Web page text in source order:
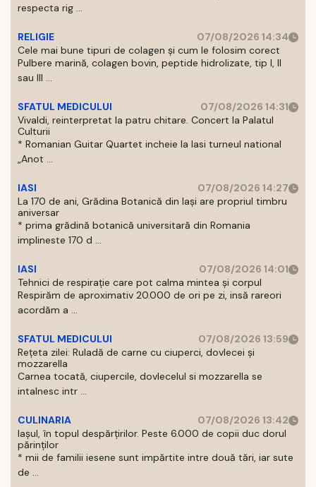
respecta rig ...
RELIGIE
07/08/2026 14:34
Cele mai bune tipuri de colagen și cum le folosim corect
Pulbere marină, colagen bovin, peptide hidrolizate, tip I, II
sau III ...
SFATUL MEDICULUI
07/08/2026 14:31
Vivaldi, reinterpretat la patru chitare. Concert la Palatul
Culturii
* Romanian Guitar Quartet incheie la Iasi turneul national
„Anot ...
IASI
07/08/2026 14:27
La 170 de ani, Grădina Botanică din Iași are propriul timbru
aniversar
* prima grădină botanică universitară din Romania
implineste 170 d ...
IASI
07/08/2026 14:01
Tehnici de respirație care pot calma mintea și corpul
Respirăm de aproximativ 20.000 de ori pe zi, insă rareori
acordăm a ...
SFATUL MEDICULUI
07/08/2026 13:59
Rețeta zilei: Ruladă de carne cu ciuperci, dovlecei și
mozzarella
Carnea tocată, ciupercile, dovlecelul si mozzarella se
intalnesc intr ...
CULINARIA
07/08/2026 13:42
Iașul, în topul despărțirilor. Peste 6.000 de copii duc dorul
părinților
* mii de familii iesene sunt impărtite intre două tări, iar sute
de ...